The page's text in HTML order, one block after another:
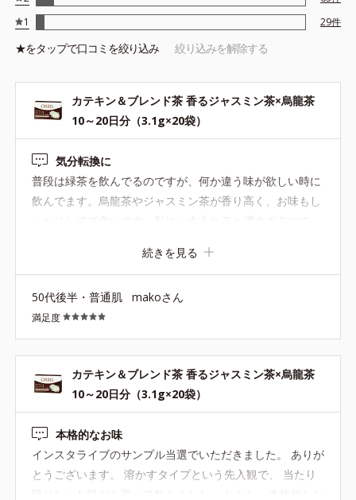
1
29件
★をタップで口コミを絞り込み 絞り込みを解除する
カテキン＆ブレンド茶 香るジャスミン茶×烏龍茶
10～20日分（3.1g×20袋）
気分転換に
普段は緑茶を飲んでるのですが、何か違う味が欲しい時に
飲んでます。烏龍茶やジャスミン茶が香り高く、お味もし
っかりしてて良いです。私は一本入れると濃すぎるので、
くて、マイボトルにも入れて飲んでます。
続きを見る
50代後半・普通肌 makoさん
満足度
カテキン＆ブレンド茶 香るジャスミン茶×烏龍茶
10～20日分（3.1g×20袋）
本格的なお味
インスタライブのサンプル当選でいただきました。 ありが
とうございます。 溶かすタイプという先入観で、 当たり